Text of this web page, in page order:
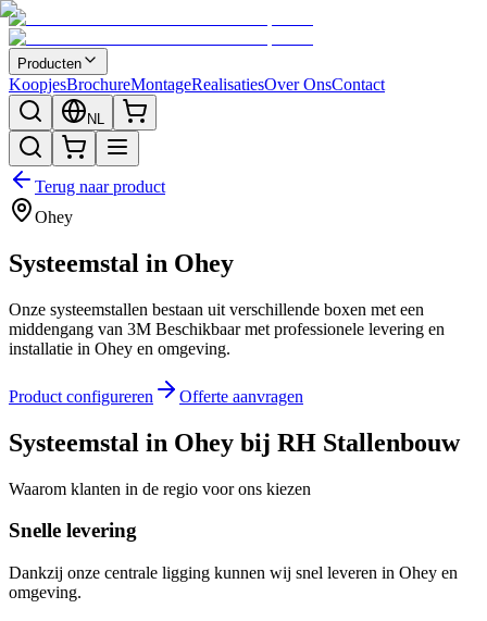
Producten
KoopjesBrochureMontageRealisatiesOver OnsContact
NL
Terug naar product
Ohey
Systeemstal in Ohey
Onze systeemstallen bestaan uit verschillende boxen met een
middengang van 3M Beschikbaar met professionele levering en
installatie in Ohey en omgeving.
Product configureren Offerte aanvragen
Systeemstal in Ohey bij RH Stallenbouw
Waarom klanten in de regio voor ons kiezen
Snelle levering
Dankzij onze centrale ligging kunnen wij snel leveren in Ohey en
omgeving.